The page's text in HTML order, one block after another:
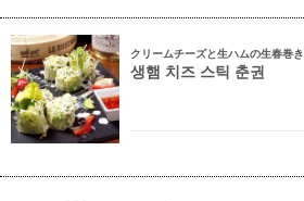
クリームチーズと生ハムの生春巻き
생햄 치즈 스틱 춘권